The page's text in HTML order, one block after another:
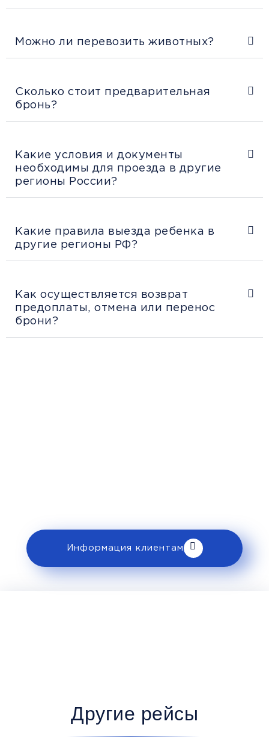
Можно ли перевозить животных?
Сколько стоит предварительная
бронь?
Какие условия и документы
необходимы для проезда в другие
регионы России?
Какие правила выезда ребенка в
другие регионы РФ?
Как осуществляется возврат
предоплаты, отмена или перенос
брони?
Информация клиентам
Другие рейсы